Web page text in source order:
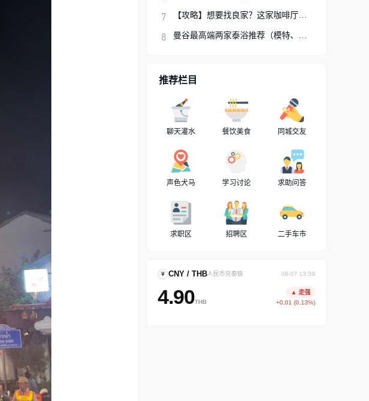
【攻略】想要找良家？这家咖啡厅你可以试试
曼谷最高端两家泰浴推荐（模特、网红、明星
推荐栏目
聊天灌水 餐饮美食 同城交友
声色犬马 学习讨论 求助问答
求职区 招聘区 二手车市
¥ CNY / THB人民币兑泰铢 08-07 13:59
4.90THB
▲ 走强
+0.01 (0.13%)